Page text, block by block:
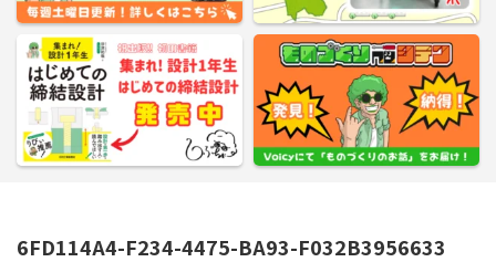
6FD114A4-F234-4475-BA93-F032B3956633